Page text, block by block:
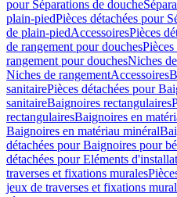
pour Séparations de douche
plain-piedPièces détachées pour
de plain-piedAccessoiresPièces
de rangement pour douches
rangement pour douchesNiches
Niches de rangementAccessoires
sanitairePièces détachées pour
sanitaireBaignoires rectangulaires
rectangulairesBaignoires en
Baignoires en matériau minéral
détachées pour Baignoires pour
détachées pour Eléments
traverses et fixations murales
jeux de traverses et fixations